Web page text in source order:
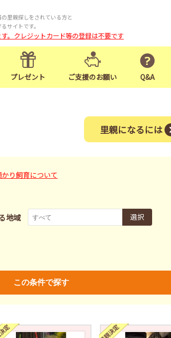
里親探しをされている方と
サイトです。
。クレジットカード等の登録は不要です
プレゼント ご支援のお願い Q&A
里親になるには
り飼育について
地域 選択
この条件で探す